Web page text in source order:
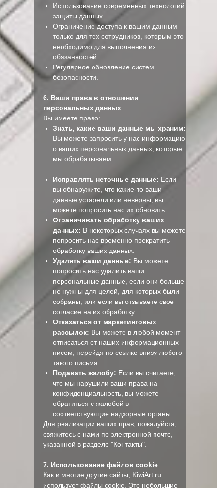
Использование современных технологий
защиты данных.
Ограничение доступа к вашим данным
только для тех сотрудников, которым это
необходимо для выполнения их
обязанностей.
Регулярное обновление систем
безопасности.
6. Ваши права в отношении
персональных данных
Вы имеете право:
Знать, какие ваши данные мы храним:
Вы можете запросить у нас информацию
о ваших персональных данных, которые
мы обрабатываем.
Исправлять неточные данные: Если
вы обнаружите, что какие-то ваши
данные устарели или неверны, вы
можете попросить нас их обновить.
Ограничивать обработку ваших
данных: В некоторых случаях вы можете
попросить нас временно прекратить
обработку ваших данных.
Удалять ваши данные: Вы можете
попросить нас удалить ваши
персональные данные, если они больше
не нужны для целей, для которых были
собраны, или если вы отзываете свое
согласие на их обработку.
Отказаться от маркетинговых
рассылок: Вы можете в любой момент
отписаться от наших информационных
писем, перейдя по ссылке внизу любого
такого письма.
Подавать жалобу: Если вы считаете,
что мы нарушили ваши права на
конфиденциальность, вы можете
обратиться с жалобой в
соответствующие надзорные органы.
Для реализации ваших прав, пожалуйста,
свяжитесь с нами по электронной почте,
указанной в разделе "Контакты".
7. Использование файлов cookie
Как и многие другие сайты, KiwiArt.ru
использует файлы cookie. Это небольшие